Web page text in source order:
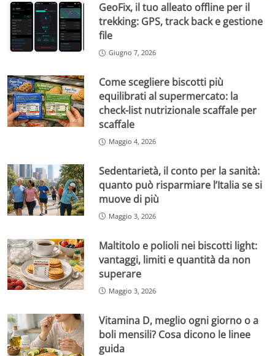
GeoFix, il tuo alleato offline per il
trekking: GPS, track back e gestione
file
Giugno 7, 2026
Come scegliere biscotti più
equilibrati al supermercato: la
check-list nutrizionale scaffale per
scaffale
Maggio 4, 2026
Sedentarietà, il conto per la sanità:
quanto può risparmiare l’Italia se si
muove di più
Maggio 3, 2026
Maltitolo e polioli nei biscotti light:
vantaggi, limiti e quantità da non
superare
Maggio 3, 2026
Vitamina D, meglio ogni giorno o a
boli mensili? Cosa dicono le linee
guida